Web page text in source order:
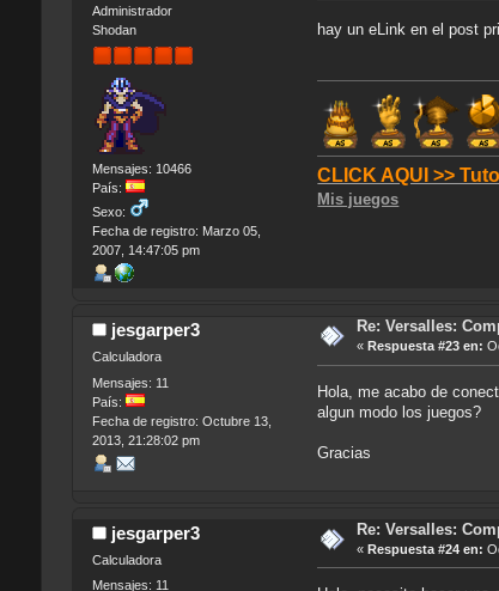
Administrador
Shodan
Mensajes: 10466
País:
Sexo:
Fecha de registro: Marzo 05,
2007, 14:47:05 pm
hay un eLink en el post
CLICK AQUI >>
Mis juegos
jesgarper3
Calculadora
Mensajes: 11
País:
Fecha de registro: Octubre 13,
2013, 21:28:02 pm
Re: Versalles:
« Respuesta #23 en:
Hola, me acabo de
algun modo los juegos?
Gracias
jesgarper3
Calculadora
Mensajes: 11
Re: Versalles:
« Respuesta #24 en: